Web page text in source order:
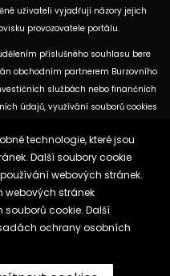
uživateli vyjadřují názory jejich
provozovatele portálu.
příslušného souhlasu bere
obchodním partnerem Burzovního
službách nebo finančních
údajů, využívání souborů cookies
U jednotlivých článků mohou
datu původní analýzy nebo datu,
tržní údaje.
a cookies
technologie, které jsou
Další soubory cookie
webových stránek.
webových stránek
cookie. Další
ochrany osobních